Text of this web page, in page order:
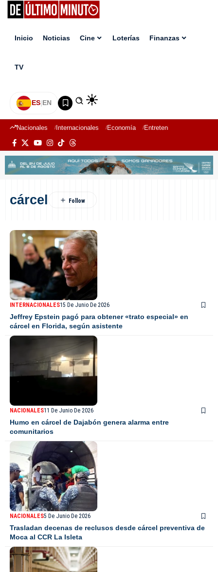
Inicio Noticias Cine Loterías Finanzas
TV
ES|EN
Nacionales Internacionales Economía Entretenimiento
cárcel
INTERNACIONALES15 De Junio De 2026
Jeffrey Epstein pagó para obtener «trato especial» en
cárcel en Florida, según asistente
NACIONALES11 De Junio De 2026
Humo en cárcel de Dajabón genera alarma entre
comunitarios
NACIONALES5 De Junio De 2026
Trasladan decenas de reclusos desde cárcel preventiva de
Moca al CCR La Isleta